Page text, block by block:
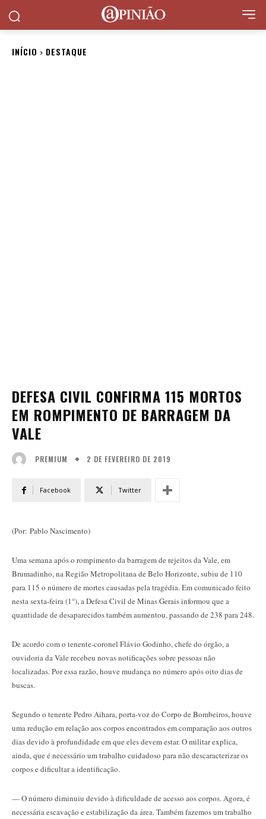
INÍCIO DESTAQUE
DEFESA CIVIL CONFIRMA 115 MORTOS
EM ROMPIMENTO DE BARRAGEM DA
VALE
PREMIUM 2 DE FEVEREIRO DE 2019
Facebook Twitter
(Por: Pablo Nascimento)
Uma semana após o rompimento da barragem de rejeitos da Vale, em
Brumadinho, na Região Metropolitana de Belo Horizonte, subiu de 110
para 115 o número de mortes causadas pela tragédia. Em comunicado feito
nesta sexta-feira (1°), a Defesa Civil de Minas Gerais informou que a
quantidade de desaparecidos também aumentou, passando de 238 para 248.
De acordo com o tenente-coronel Flávio Godinho, chefe do órgão, a
ouvidoria da Vale recebeu novas notificações sobre pessoas não
localizadas. Por essa razão, houve mudança no número após oito dias de
buscas.
Segundo o tenente Pedro Aihara, porta-voz do Corpo de Bombeiros, houve
uma redução em relação aos corpos encontrados em comparação aos outros
dias devido à profundidade em que eles devem estar. O militar explica,
ainda, que é necessário um trabalho cuidadoso para não descaracterizar os
corpos e dificultar a identificação.
— O número diminuiu devido à dificuldade de acesso aos corpos. Agora, é
necessária escavação e estabilização da área. Também fazemos um trabalho